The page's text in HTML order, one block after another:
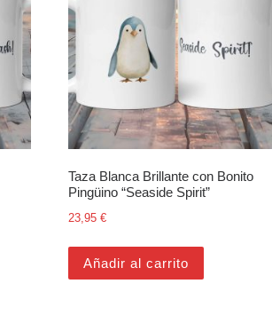
Taza Blanca Brillante con Bonito
Pingüino “Seaside Spirit”
23,95 €
Añadir al carrito